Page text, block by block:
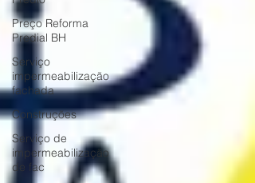
Preço Reforma
Predial BH
Serviço
impermeabilização
fachada
Construções
Serviço de
impermeabilização
de fac